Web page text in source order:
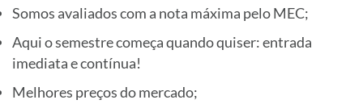
Somos avaliados com a nota máxima pelo MEC;
Aqui o semestre começa quando quiser: entrada
imediata e contínua!
Melhores preços do mercado;